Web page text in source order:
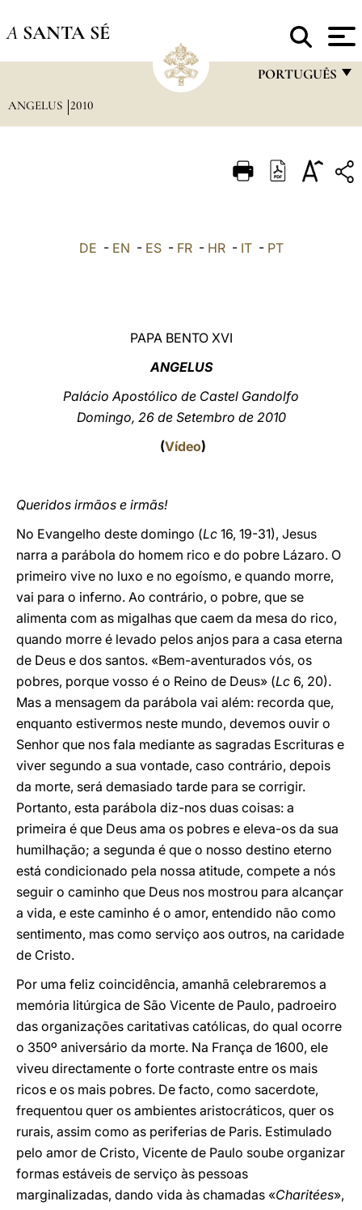
A SANTA SÉ
PORTUGUÊS
ITALIANO
LATINE
ANGELUS 2010
DE - EN - ES- FR- HR- IT- PT
PAPA BENTO XVI
ANGELUS
Palácio Apostólico de Castel Gandolfo
Domingo, 26 de Setembro de 2010
(Vídeo)
Queridos irmãos e irmãs!
No Evangelho deste domingo (Lc 16, 19-31), Jesus
narra a parábola do homem rico e do pobre Lázaro. O
primeiro vive no luxo e no egoísmo, e quando morre,
vai para o inferno. Ao contrário, o pobre, que se
alimenta com as migalhas que caem da mesa do rico,
quando morre é levado pelos anjos para a casa eterna
de Deus e dos santos. «Bem-aventurados vós, os
pobres, porque vosso é o Reino de Deus» (Lc 6, 20).
Mas a mensagem da parábola vai além: recorda que,
enquanto estivermos neste mundo, devemos ouvir o
Senhor que nos fala mediante as sagradas Escrituras e
viver segundo a sua vontade, caso contrário, depois
da morte, será demasiado tarde para se corrigir.
Portanto, esta parábola diz-nos duas coisas: a
primeira é que Deus ama os pobres e eleva-os da sua
humilhação; a segunda é que o nosso destino eterno
está condicionado pela nossa atitude, compete a nós
seguir o caminho que Deus nos mostrou para alcançar
a vida, e este caminho é o amor, entendido não como
sentimento, mas como serviço aos outros, na caridade
de Cristo.
Por uma feliz coincidência, amanhã celebraremos a
memória litúrgica de São Vicente de Paulo, padroeiro
das organizações caritativas católicas, do qual ocorre
o 350º aniversário da morte. Na França de 1600, ele
viveu directamente o forte contraste entre os mais
ricos e os mais pobres. De facto, como sacerdote,
frequentou quer os ambientes aristocráticos, quer os
rurais, assim como as periferias de Paris. Estimulado
pelo amor de Cristo, Vicente de Paulo soube organizar
formas estáveis de serviço às pessoas
marginalizadas, dando vida às chamadas «Charitées»,